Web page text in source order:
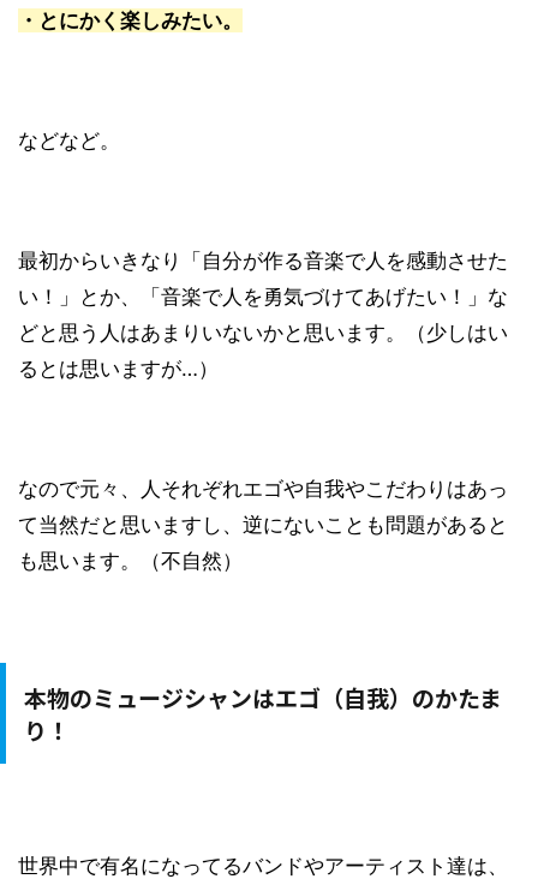
・とにかく楽しみたい。
などなど。
最初からいきなり「自分が作る音楽で人を感動させた
い！」とか、「音楽で人を勇気づけてあげたい！」な
どと思う人はあまりいないかと思います。（少しはい
るとは思いますが…）
なので元々、人それぞれエゴや自我やこだわりはあっ
て当然だと思いますし、逆にないことも問題があると
も思います。（不自然）
本物のミュージシャンはエゴ（自我）のかたま
り！
世界中で有名になってるバンドやアーティスト達は、